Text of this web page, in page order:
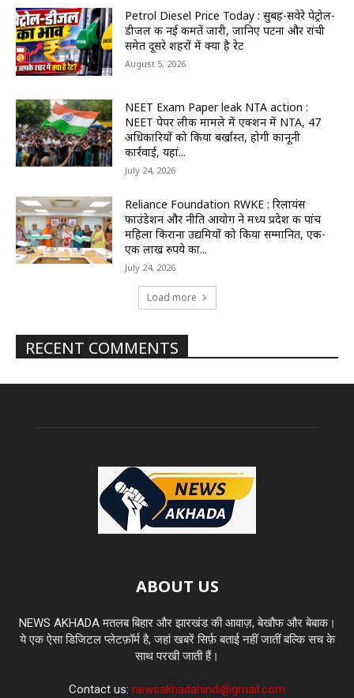
Petrol Diesel Price Today : सुबह-सवेरे पेट्रोल-
डीजल की नई कीमतें जारी, जानिए पटना और रांची
समेत दूसरे शहरों में क्या है रेट
August 5, 2026
NEET Exam Paper leak NTA action :
NEET पेपर लीक मामले में एक्शन में NTA, 47
अधिकारियों को किया बर्खास्त, होगी कानूनी
कार्रवाई, यहां...
July 24, 2026
Reliance Foundation RWKE : रिलायंस
फाउंडेशन और नीति आयोग ने मध्य प्रदेश की पांच
महिला किराना उद्यमियों को किया सम्मानित, एक-
एक लाख रुपये का...
July 24, 2026
Load more
RECENT COMMENTS
ABOUT US
NEWS AKHADA मतलब बिहार और झारखंड की आवाज़, बेखौफ और बेबाक।
ये एक ऐसा डिजिटल प्लेटफ़ॉर्म है, जहां खबरें सिर्फ़ बताई नहीं जातीं बल्कि सच के
साथ परखी जाती हैं।
Contact us: newsakhadahindi@gmail.com